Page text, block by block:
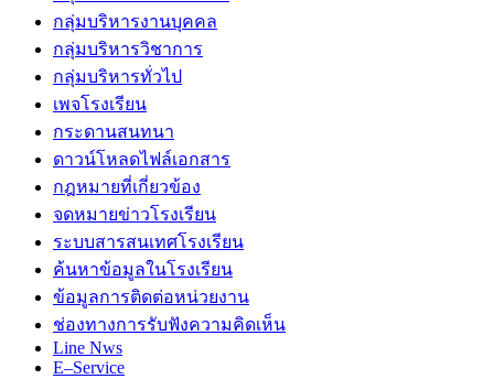
กลุ่มบริหารงานบุคคล
กลุ่มบริหารวิชาการ
กลุ่มบริหารทั่วไป
เพจโรงเรียน
กระดานสนทนา
ดาวน์โหลดไฟล์เอกสาร
กฎหมายที่เกี่ยวข้อง
จดหมายข่าวโรงเรียน
ระบบสารสนเทศโรงเรียน
ค้นหาข้อมูลในโรงเรียน
ข้อมูลการติดต่อหน่วยงาน
ช่องทางการรับฟังความคิดเห็น
Line Nws
E–Service